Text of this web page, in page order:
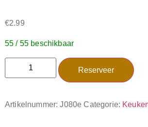
€2.99
55 / 55 beschikbaar
Reserveer
Artikelnummer:J080e Categorie: